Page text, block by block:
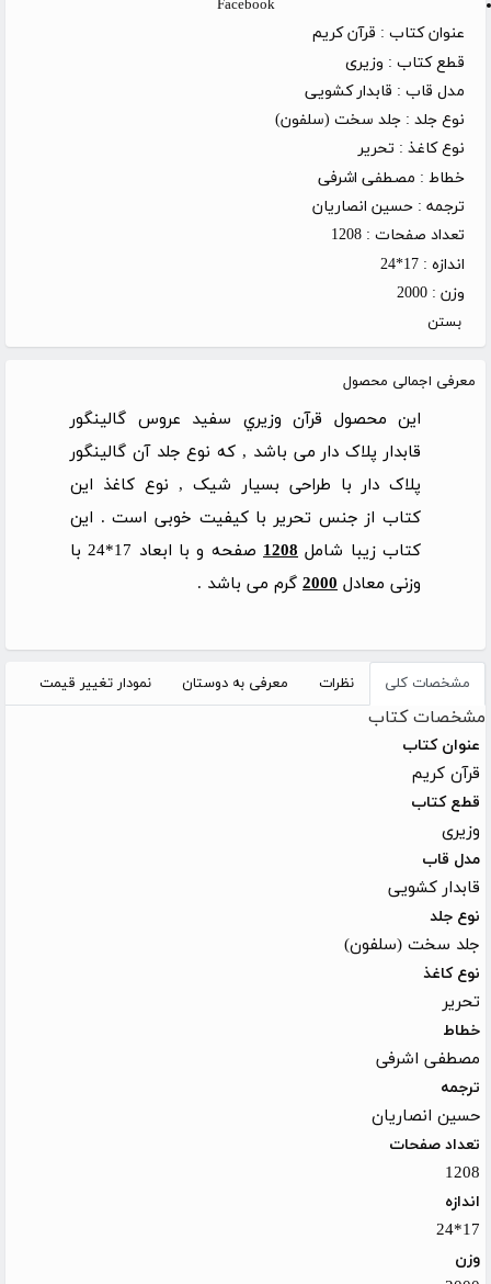
Facebook
عنوان کتاب : قرآن کریم
قطع کتاب : وزیری
مدل قاب : قابدار کشویی
نوع جلد : جلد سخت (سلفون)
نوع کاغذ : تحریر
خطاط : مصطفی اشرفی
ترجمه : حسین انصاریان
تعداد صفحات : 1208
اندازه : 17*24
وزن : 2000
بستن
معرفی اجمالی محصول
این محصول قرآن وزيري سفيد عروس گالينگور
قابدار پلاک دار می باشد , که نوع جلد آن گالینگور
پلاک دار با طراحی بسیار شیک , نوع کاغذ این
کتاب از جنس تحریر با کیفیت خوبی است . این
کتاب زیبا شامل 1208 صفحه و با ابعاد
با
وزنی معادل 2000 گرم می باشد .
مشخصات کلی نظرات معرفی به دوستان نمودار تغییر قیمت
مشخصات کتاب
عنوان کتاب
قرآن کریم
قطع کتاب
وزیری
مدل قاب
قابدار کشویی
نوع جلد
جلد سخت (سلفون)
نوع کاغذ
تحریر
خطاط
مصطفی اشرفی
ترجمه
حسین انصاریان
تعداد صفحات
1208
اندازه
17*24
وزن